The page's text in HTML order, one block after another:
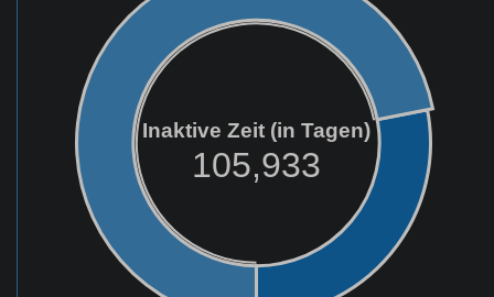
Inaktive Zeit (in Tagen)
105,933